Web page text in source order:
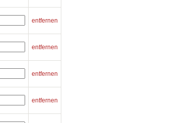
entfernen
entfernen
entfernen
entfernen